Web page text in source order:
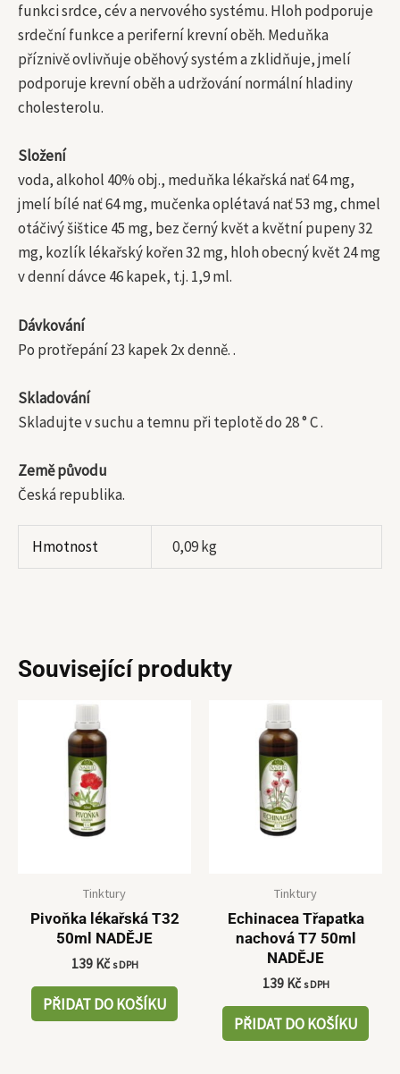
funkci srdce, cév a nervového systému. Hloh podporuje
srdeční funkce a periferní krevní oběh. Meduňka
příznivě ovlivňuje oběhový systém a zklidňuje, jmelí
podporuje krevní oběh a udržování normální hladiny
cholesterolu.
Složení
voda, alkohol 40% obj., meduňka lékařská nať 64 mg,
jmelí bílé nať 64 mg, mučenka oplétavá nať 53 mg, chmel
otáčivý šištice 45 mg, bez černý květ a květní pupeny 32
mg, kozlík lékařský kořen 32 mg, hloh obecný květ 24 mg
v denní dávce 46 kapek, t.j. 1,9 ml.
Dávkování
Po protřepání 23 kapek 2x denně. .
Skladování
Skladujte v suchu a temnu při teplotě do 28 ° C .
Země původu
Česká republika.
Hmotnost 0,09 kg
Související produkty
Tinktury
Pivoňka lékařská T32
50ml NADĚJE
139 Kč s DPH
PŘIDAT DO KOŠÍKU
Tinktury
Echinacea Třapatka
nachová T7 50ml
NADĚJE
139 Kč s DPH
PŘIDAT DO KOŠÍKU